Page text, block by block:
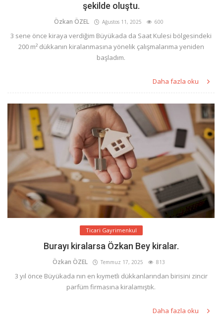
şekilde oluştu.
Özkan ÖZEL Ağustos 11, 2025 600
3 sene önce kiraya verdiğim Büyükada da Saat Kulesi bölgesindeki
200 m² dükkanın kiralanmasına yönelik çalışmalarıma yeniden
başladım.
Daha fazla oku
Ticari Gayrimenkul
Burayı kiralarsa Özkan Bey kiralar.
Özkan ÖZEL Temmuz 17, 2025 813
3 yıl önce Büyükada nın en kıymetli dükkanlarından birisini zincir
parfüm firmasına kiralamıştık.
Daha fazla oku